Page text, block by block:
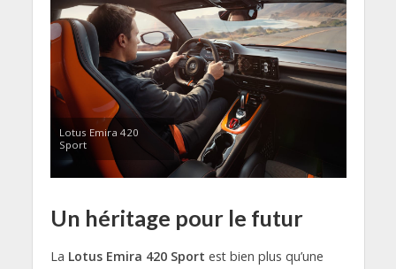
Lotus Emira 420
Sport
Un héritage pour le futur
La Lotus Emira 420 Sport est bien plus qu’une